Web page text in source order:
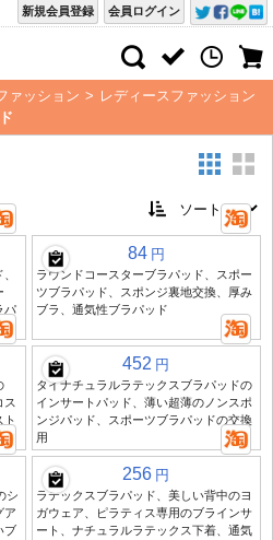
会員ログイン
新規会員登録
ァッション > レディースファッション
パ
84 円
ラウンドコースターブラパッド、スポー
ツブラパッド、スポンジ裏地交換、厚み
ブラ、通気性ブラパッド
ス
ト
452 円
タイナチュラルラテックスブラパッドの
インサートパッド、薄い超薄のノンスポ
ンジパッド、スポーツブラパッドの交換
用
シ
ア
ブ
256 円
ラテックスブラパッド、美しい背中のヨ
ガウェア、ピラティス専用のブラインサ
ート、ナチュラルラテックス下着、通気